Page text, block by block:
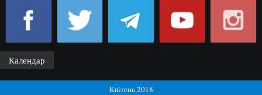
Календар
Квітень 2018